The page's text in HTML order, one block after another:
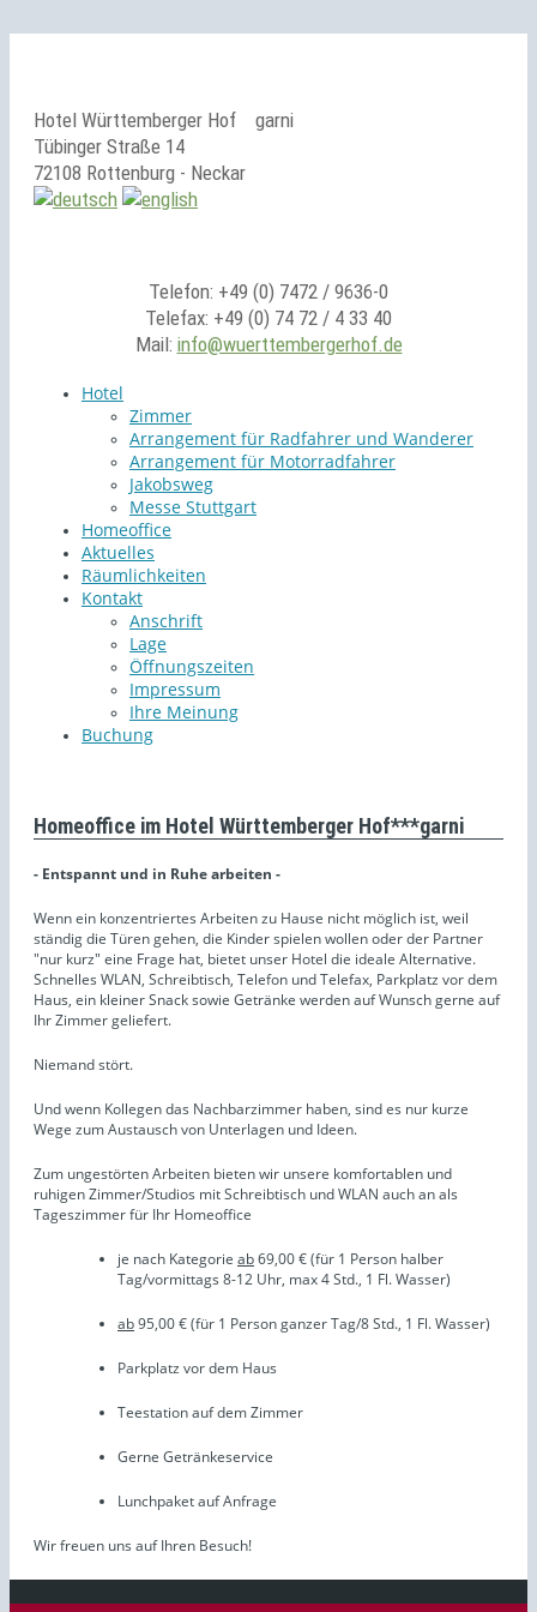
Hotel Württemberger Hof
garni
Tübinger Straße 14
72108 Rottenburg - Neckar
Telefon: +49 (0) 7472 / 9636-0
Telefax: +49 (0) 74 72 / 4 33 40
Mail: info@wuerttembergerhof.de
Hotel
Zimmer
Arrangement für Radfahrer und Wanderer
Arrangement für Motorradfahrer
Jakobsweg
Messe Stuttgart
Homeoffice
Aktuelles
Räumlichkeiten
Kontakt
Anschrift
Lage
Öffnungszeiten
Impressum
Ihre Meinung
Buchung
Homeoffice im Hotel Württemberger Hof***garni
- Entspannt und in Ruhe arbeiten -
Wenn ein konzentriertes Arbeiten zu Hause nicht möglich ist, weil
ständig die Türen gehen, die Kinder spielen wollen oder der Partner
"nur kurz" eine Frage hat, bietet unser Hotel die ideale Alternative.
Schnelles WLAN, Schreibtisch, Telefon und Telefax, Parkplatz vor dem
Haus, ein kleiner Snack sowie Getränke werden auf Wunsch gerne auf
Ihr Zimmer geliefert.
Niemand stört.
Und wenn Kollegen das Nachbarzimmer haben, sind es nur kurze
Wege zum Austausch von Unterlagen und Ideen.
Zum ungestörten Arbeiten bieten wir unsere komfortablen und
ruhigen Zimmer/Studios mit Schreibtisch und WLAN auch an als
Tageszimmer für Ihr Homeoffice
je nach Kategorie ab69,00 € (für 1 Person halber
Tag/vormittags 8-12 Uhr, max 4 Std., 1 Fl. Wasser)
ab95,00 € (für 1 Person ganzer Tag/8 Std., 1 Fl. Wasser)
Parkplatz vor dem Haus
Teestation auf dem Zimmer
Gerne Getränkeservice
Lunchpaket auf Anfrage
Wir freuen uns auf Ihren Besuch!